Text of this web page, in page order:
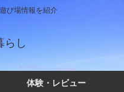
び場情報を紹介
らし
体験・レビュー